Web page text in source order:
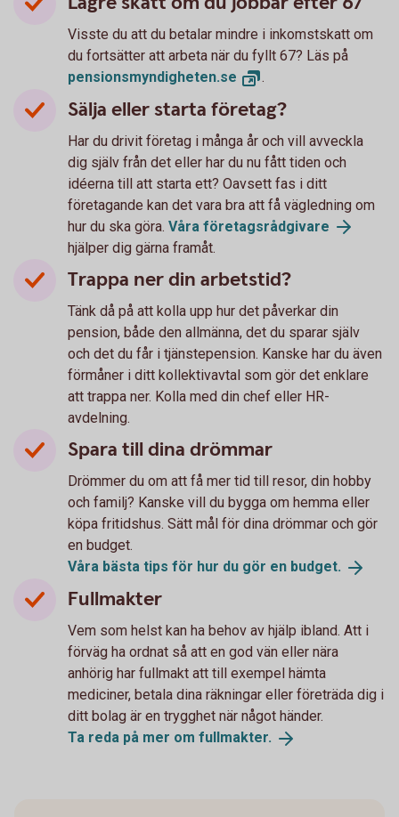
Visste du att du betalar mindre i inkomstskatt om
du fortsätter att arbeta när du fyllt 67? Läs på
pensionsmyndigheten.se .
Sälja eller starta företag?
Har du drivit företag i många år och vill avveckla
dig själv från det eller har du nu fått tiden och
idéerna till att starta ett? Oavsett fas i ditt
företagande kan det vara bra att få vägledning om
hur du ska göra. Våra företagsrådgivare
hjälper dig gärna framåt.
Trappa ner din arbetstid?
Tänk då på att kolla upp hur det påverkar din
pension, både den allmänna, det du sparar själv
och det du får i tjänstepension. Kanske har du även
förmåner i ditt kollektivavtal som gör det enklare
att trappa ner. Kolla med din chef eller HR-
avdelning.
Spara till dina drömmar
Drömmer du om att få mer tid till resor, din hobby
och familj? Kanske vill du bygga om hemma eller
köpa fritidshus. Sätt mål för dina drömmar och gör
en budget.
Våra bästa tips för hur du gör en budget.
Fullmakter
Vem som helst kan ha behov av hjälp ibland. Att i
förväg ha ordnat så att en god vän eller nära
anhörig har fullmakt att till exempel hämta
mediciner, betala dina räkningar eller företräda dig i
ditt bolag är en trygghet när något händer.
Ta reda på mer om fullmakter.